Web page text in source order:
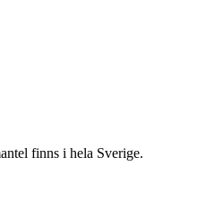
finns i hela Sverige.